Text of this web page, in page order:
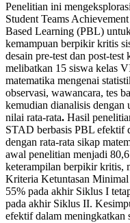
Penelitian ini
Student Teams
Based Learning (PBL)
kemampuan berpikir kritis
desain pre-test dan post-
melibatkan 15 siswa kelas
matematika mengenai
observasi, wawancara, tes
kemudian dianalisis dengan
nilai rata-rata. Hasil
STAD berbasis PBL efektif
dengan rata-rata sikap
awal penelitian menjadi
keterampilan berpikir kritis,
Kriteria Ketuntasan
55% pada akhir Siklus I
pada akhir Siklus II.
efektif dalam meningkatkan